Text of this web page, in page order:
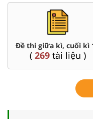
Giáo án word 11
(84tài liệu )